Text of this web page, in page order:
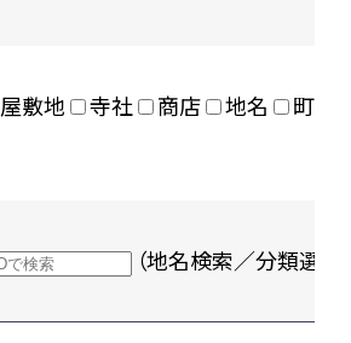
屋敷地 寺社 商店 地名
町村
（地名検索／分類選択